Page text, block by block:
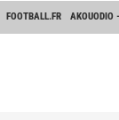
FOOTBALL.FR AKOUODIO